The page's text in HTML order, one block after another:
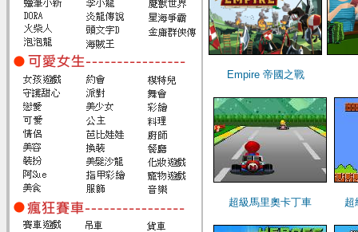
Empire 帝國之戰
超級馬里奧卡丁車 超